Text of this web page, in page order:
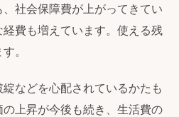
社会保障費が上がってきてい
費も増えています。使える残
。
などを心配されているかたも
上昇が今後も続き、生活費の